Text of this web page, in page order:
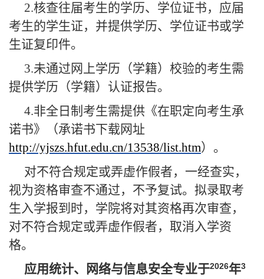
2.核查往届考生的学历、学位证书，应届
考生的学生证，并提供学历、学位证书或学
生证复印件。
3.未通过网上学历（学籍）校验的考生需
提供学历（学籍）认证报告。
4.非全日制考生需提供《在职定向考生承
诺书》（承诺书下载网址
http://yjszs.hfut.edu.cn/13538/list.htm）。
对不符合规定或弄虚作假者，一经查实，
视为资格审查不通过，不予复试。拟录取考
生入学报到时，学院将对其资格再次审查，
对不符合规定或弄虚作假者，取消入学资
格。
应用统计、网络与信息安全专业于2026年3